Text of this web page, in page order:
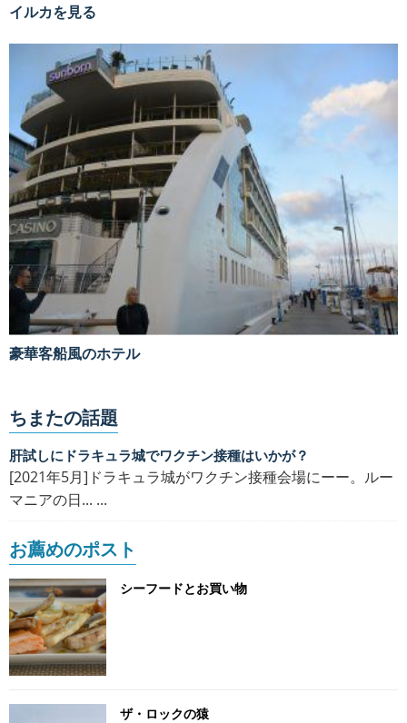
イルカを見る
豪華客船風のホテル
ちまたの話題
肝試しにドラキュラ城でワクチン接種はいかが？
[2021年5月]ドラキュラ城がワクチン接種会場にーー。ルー
マニアの日... ...
お薦めのポスト
シーフードとお買い物
ザ・ロックの猿